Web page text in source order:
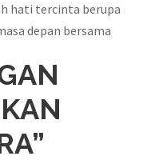
hati tercinta berupa
depan bersama